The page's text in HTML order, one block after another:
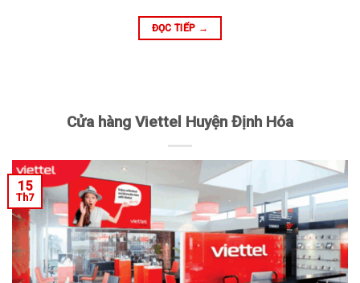
ĐỌC TIẾP →
Cửa hàng Viettel Huyện Định Hóa
15
Th7